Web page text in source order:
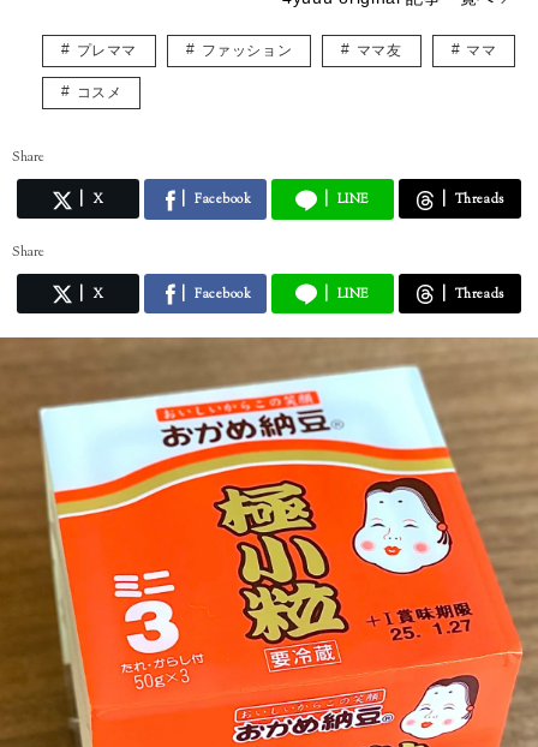
プレママ ファッション ママ友 ママ
コスメ
Share
X Facebook LINE Threads
Share
X Facebook LINE Threads